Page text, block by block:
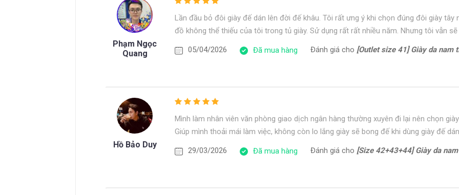
Phạm Ngọc
Quang
Lần đầu bỏ đôi giày đế dán lên đời đế khâu. Tôi rất ưng ý khi chọn đúng đôi giày
đồ không thể thiếu của tôi trong tủ giày. Sử dụng rất rất nhiều năm. Nhưng tôi vẫn
05/04/2026 Đã mua hàng Đánh giá cho [Outlet size 41] Giày da nam trẻ
Hồ Bảo Duy
Mình làm nhân viên văn phòng giao dịch ngân hàng thường xuyên đi lại nên chọn
Giúp mình thoải mái làm việc, không còn lo lắng giày sẽ bong đế khi dùng giày đế
29/03/2026 Đã mua hàng Đánh giá cho [Size 42+43+44] Giày da nam công sở form